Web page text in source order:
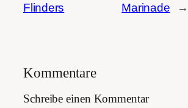
Flinders
Marinade
→
Kommentare
Schreibe einen Kommentar